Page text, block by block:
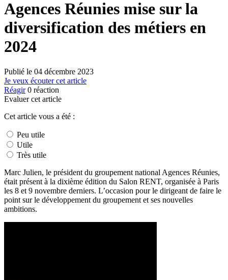
Agences Réunies mise sur la
diversification des métiers en
2024
Publié le 04 décembre 2023
Je veux écouter cet article
Réagir 0 réaction
Evaluer cet article
Cet article vous a été :
Peu utile
Utile
Très utile
Marc Julien, le président du groupement national Agences Réunies,
était présent à la dixième édition du Salon RENT, organisée à Paris
les 8 et 9 novembre derniers. L’occasion pour le dirigeant de faire le
point sur le développement du groupement et ses nouvelles
ambitions.